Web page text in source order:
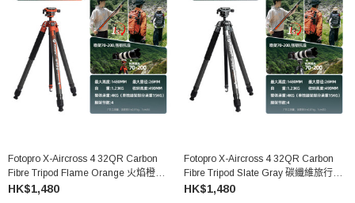
Fotopro X-Aircross 4 32QR Carbon
Fibre Tripod Flame Orange 火焰橙碳
纖維旅行三腳架套裝
HK$1,480
Fotopro X-Aircross 4 32QR Carbon
Fibre Tripod Slate Gray 碳纖維旅行三
腳架套裝
HK$1,480